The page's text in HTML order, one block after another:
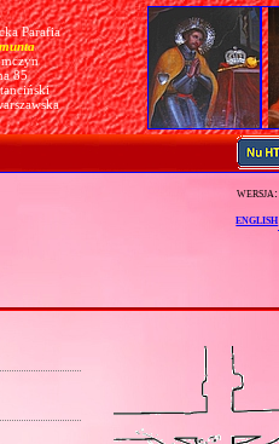
Parafia
85
wersja:
english